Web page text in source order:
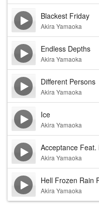
Blackest Friday
Akira Yamaoka
Endless Depths
Akira Yamaoka
Different Persons
Akira Yamaoka
Ice
Akira Yamaoka
Acceptance Feat.
Akira Yamaoka
Hell Frozen Rain
Akira Yamaoka